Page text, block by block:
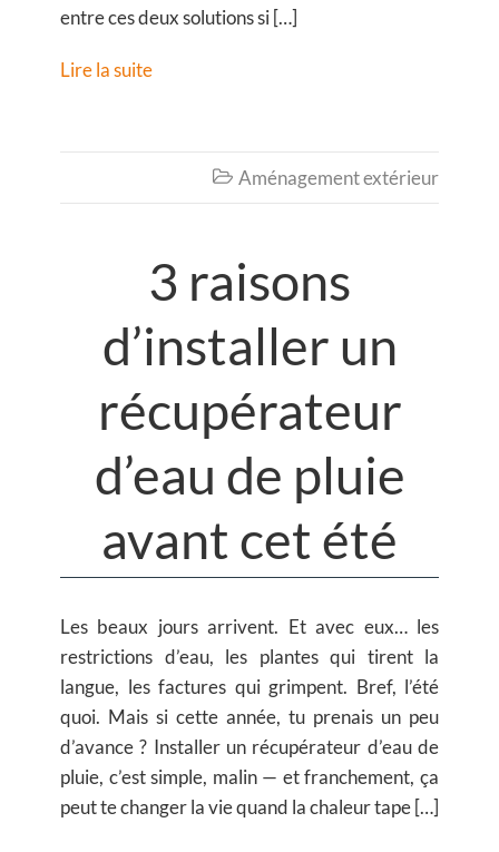
entre ces deux solutions si […]
Lire la suite
 Aménagement extérieur
3 raisons
d’installer un
récupérateur
d’eau de pluie
avant cet été
Les beaux jours arrivent. Et avec eux… les
restrictions d’eau, les plantes qui tirent la
langue, les factures qui grimpent. Bref, l’été
quoi. Mais si cette année, tu prenais un peu
d’avance ? Installer un récupérateur d’eau de
pluie, c’est simple, malin — et franchement, ça
peut te changer la vie quand la chaleur tape […]